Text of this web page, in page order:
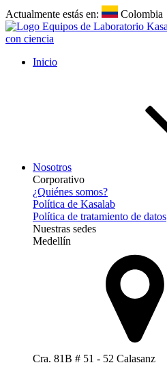
Actualmente estás en: Colombia
Inicio
Nosotros
Corporativo
¿Quiénes somos?
Política de Kasalab
Política de tratamiento de datos
Nuestras sedes
Medellín
Cra. 81B # 51 - 52 Calasanz